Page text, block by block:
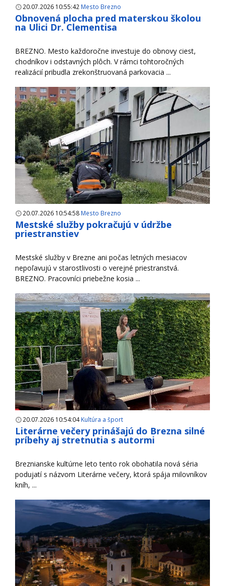
20.07.2026 10:55:42 Mesto Brezno
Obnovená plocha pred materskou školou
na Ulici Dr. Clementisa
BREZNO. Mesto každoročne investuje do obnovy ciest,
chodníkov i odstavných plôch. V rámci tohtoročných
realizácií pribudla zrekonštruovaná parkovacia ...
20.07.2026 10:54:58 Mesto Brezno
Mestské služby pokračujú v údržbe
priestranstiev
Mestské služby v Brezne ani počas letných mesiacov
nepoľavujú v starostlivosti o verejné priestranstvá.
BREZNO. Pracovníci priebežne kosia ...
20.07.2026 10:54:04Kultúra a šport
Literárne večery prinášajú do Brezna silné
príbehy aj stretnutia s autormi
Breznianske kultúrne leto tento rok obohatila nová séria
podujatí s názvom Literárne večery, ktorá spája milovníkov
kníh, ...